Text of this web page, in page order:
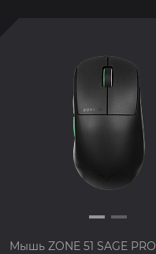
Мышь ZONE 51 SAGE PRO